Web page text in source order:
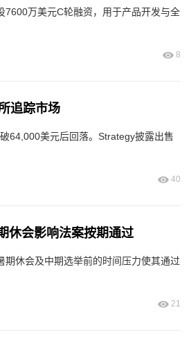
万美元C轮融资，用于产品开发与全
8
追踪市场
64,000美元后回落。Strategy披露出售
40
休会影响法案按期通过
休会及中期选举前的时间压力使其通过
21